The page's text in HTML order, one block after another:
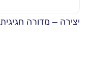
יצירה – מדורה חגיגית